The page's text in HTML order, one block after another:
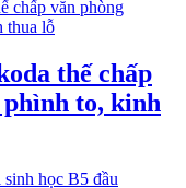
thế chấp
to, kinh